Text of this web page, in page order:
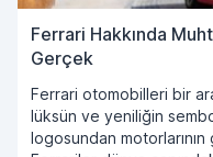
Ferrari Hakkında
Gerçek
Ferrari otomobilleri bir
lüksün ve yeniliğin
logosundan